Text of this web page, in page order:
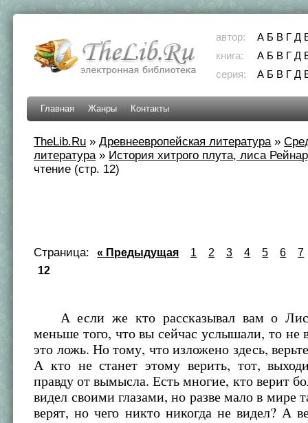
автор: А Б В Г Д
книга:
А Б В Г Д
серия:
А Б В Г Д
Главная Жанры Контакты
TheLib.Ru »Древнеевропейская литература»
литература» История хитрого плута, лиса
чтение (стр. 12)
Страница: « Предыдущая 1 2 3 4 5 6
7
12
А если же кто рассказывал вам о
меньше того, что вы сейчас услышали, то не
это ложь. Но тому, что изложено здесь,
А кто не станет этому верить, тот,
правду от вымысла. Есть многие, кто верит
видел своими глазами, но разве мало в мире
верят, но чего никто никогда не видел? А